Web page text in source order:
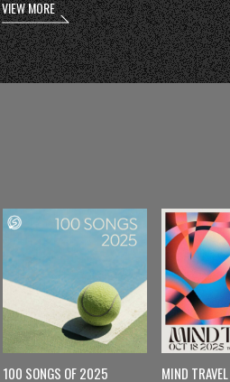
VIEW MORE
100 SONGS OF 2025 MIND TRAVEL